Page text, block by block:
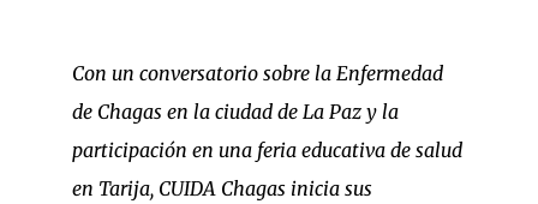
Con un conversatorio sobre la Enfermedad
de Chagas en la ciudad de La Paz y la
participación en una feria educativa de salud
en Tarija, CUIDA Chagas inicia sus